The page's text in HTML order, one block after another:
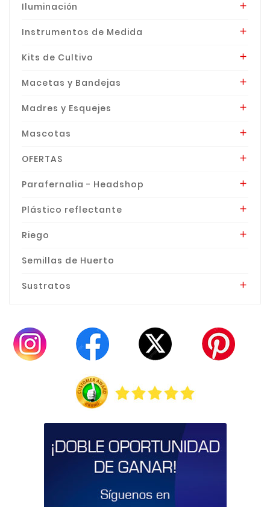
Iluminación 
Instrumentos de Medida 
Kits de Cultivo 
Macetas y Bandejas 
Madres y Esquejes 
Mascotas 
OFERTAS 
Parafernalia - Headshop 
Plástico reflectante 
Riego 
Semillas de Huerto
Sustratos 